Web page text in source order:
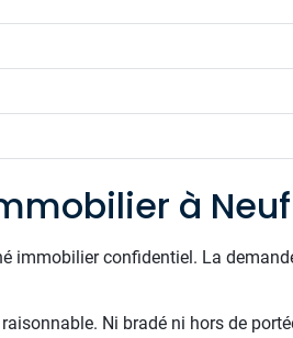
à
immobilier confidentiel. La
Ni bradé ni hors de